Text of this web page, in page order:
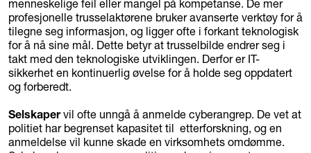
menneskelige feil eller mangel på kompetanse. De mer
profesjonelle trusselaktørene bruker avanserte verktøy for å
tilegne seg informasjon, og ligger ofte i forkant teknologisk
for å nå sine mål. Dette betyr at trusselbilde endrer seg i
takt med den teknologiske utviklingen. Derfor er IT-
sikkerhet en kontinuerlig øvelse for å holde seg oppdatert
og forberedt.
Selskapervil ofte unngå å anmelde cyberangrep. De vet at
politiet har begrenset kapasitet til etterforskning, og en
anmeldelse vil kunne skade en virksomhets omdømme.